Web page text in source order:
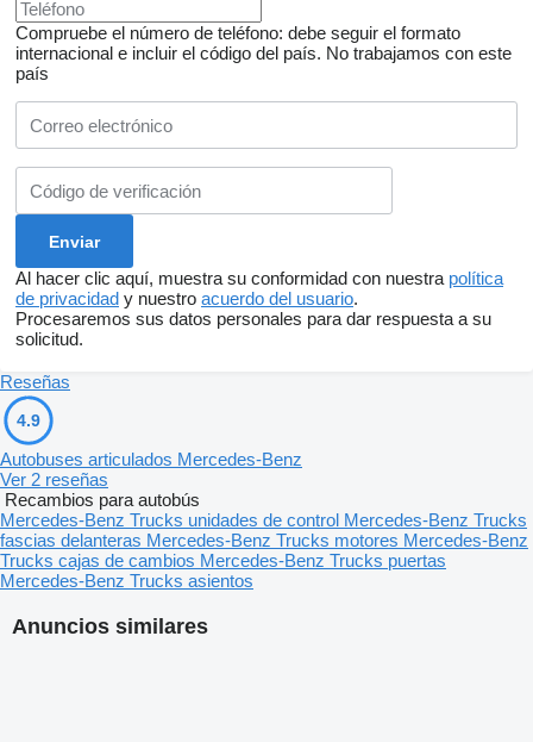
Compruebe el número de teléfono: debe seguir el formato
internacional e incluir el código del país. No trabajamos con este
país
Al hacer clic aquí, muestra su conformidad con nuestra política
de privacidad y nuestro acuerdo del usuario.
Procesaremos sus datos personales para dar respuesta a su
solicitud.
Anuncios similares
Reseñas
4.9
Autobuses articulados Mercedes-Benz
Ver 2 reseñas
Recambios para autobús
Mercedes-Benz Trucks unidades de control Mercedes-Benz Trucks
fascias delanteras Mercedes-Benz Trucks motores Mercedes-Benz
Trucks cajas de cambios Mercedes-Benz Trucks puertas
Mercedes-Benz Trucks asientos